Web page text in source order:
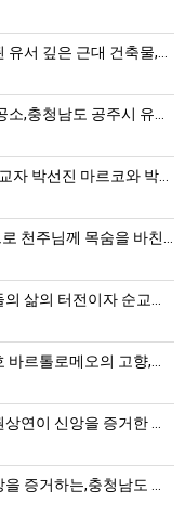
깊은 근대 건축물,충청…
청남도 공주시 유구읍 …
선진 마르코와 박태진 …
님께 목숨을 바친 순교자…
터전이자 순교자들의 …
로메오의 고향,충청남도…
신앙을 증거한 곳,충청…
하는,충청남도 청양군 …